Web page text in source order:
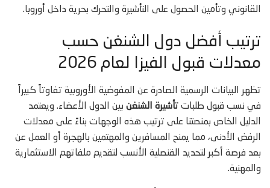
القانوني وتأمين الحصول على التأشيرة والتحرك بحرية داخل أوروبا.
ترتيب أفضل دول الشنغن حسب
معدلات قبول الفيزا لعام 2026
تظهر البيانات الرسمية الصادرة عن المفوضية الأوروبية تفاوتاً كبيراً
في نسب قبول طلبات تأشيرة الشنغن بين الدول الأعضاء. ويعتمد
الدليل الخاص بمنصتنا على ترتيب هذه الوجهات بناءً على معدلات
الرفض الأدنى، مما يمنح المسافرين والمهتمين بالهجرة أو العمل عن
بعد فرصة أكبر لتحديد القنصلية الأنسب لتقديم ملفاتهم الاستثمارية
والمهنية.